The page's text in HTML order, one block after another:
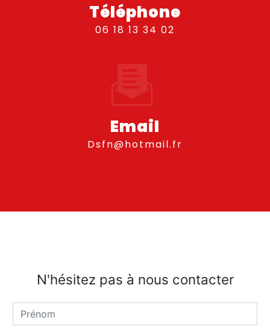
Téléphone
06 18 13 34 02
Email
dsfn@hotmail.fr
N'hésitez pas à nous contacter